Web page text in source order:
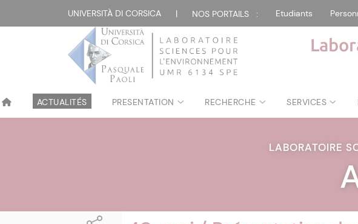
UNIVERSITÀ DI CORSICA | NOS PORTAILS : Etudiants
ACTUALITÉS PRESENTATION RECHERCHE SERVICES
LABORATOIRE